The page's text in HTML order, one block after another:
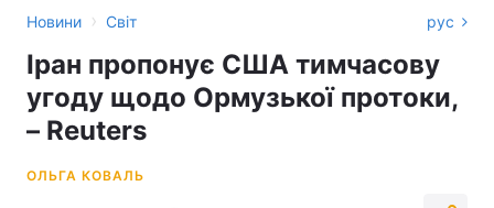
Новини › Світ рус
Іран пропонує США тимчасову
угоду щодо Ормузької протоки,
– Reuters
ОЛЬГА КОВАЛЬ